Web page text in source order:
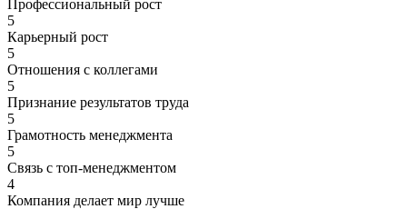
Профессиональный рост
5
Карьерный рост
5
Отношения с коллегами
5
Признание результатов труда
5
Грамотность менеджмента
5
Связь с топ-менеджментом
4
Компания делает мир лучше